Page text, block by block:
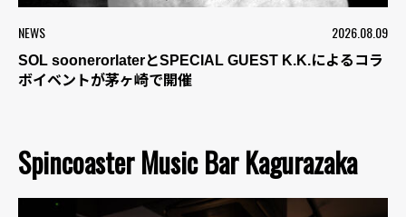
NEWS 2026.08.09
SOL soonerorlaterとSPECIAL GUEST K.K.によるコラ
ボイベントが茅ヶ崎で開催
Spincoaster Music Bar Kagurazaka